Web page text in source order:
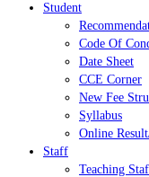
Student
Code Of
Date Sheet
CCE Corner
New Fee
Syllabus
Online
Staff
Teaching